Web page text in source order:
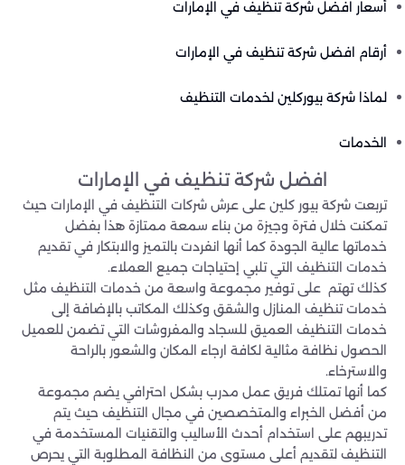
أسعار افضل شركة تنظيف في الإمارات
أرقام افضل شركة تنظيف في الإمارات
لماذا شركة بيوركلين لخدمات التنظيف
الخدمات
افضل شركة تنظيف في الإمارات
تربعت شركة بيور كلين على عرش شركات التنظيف في الإمارات حيث
تمكنت خلال فترة وجيزة من بناء سمعة ممتازة هذا بفضل
خدماتها عالية الجودة كما أنها انفردت بالتميز والابتكار في تقديم
خدمات التنظيف التي تلبي إحتياجات جميع العملاء.
كذلك تهتم على توفير مجموعة واسعة من خدمات التنظيف مثل
خدمات تنظيف المنازل والشقق وكذلك المكاتب بالإضافة إلى
خدمات التنظيف العميق للسجاد والمفروشات التي تضمن للعميل
الحصول نظافة مثالية لكافة ارجاء المكان والشعور بالراحة
والاسترخاء.
كما أنها تمتلك فريق عمل مدرب بشكل احترافي يضم مجموعة
من أفضل الخبراء والمتخصصين في مجال التنظيف حيث يتم
تدريبهم على استخدام أحدث الأساليب والتقنيات المستخدمة في
التنظيف لتقديم أعلى مستوى من النظافة المطلوبة التي يحرص